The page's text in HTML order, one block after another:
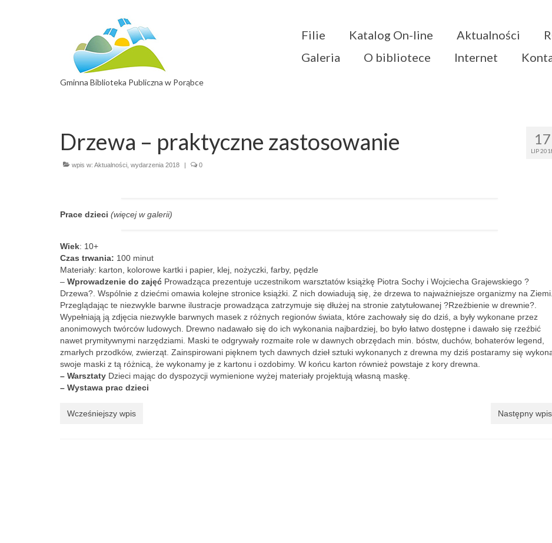
Gminna Biblioteka Publiczna w Porąbce
Filie Katalog On-line Aktualności
Galeria
O bibliotece Internet
17
LIP
Drzewa – praktyczne zastosowanie
wpis w: Aktualności wydarzenia 2018 | 0
Prace dzieci (więcej w galerii)
Wiek: 10+
Czas trwania: 100 minut
Materiały: karton, kolorowe kartki i papier, klej, nożyczki, farby, pędzle
– Wprowadzenie do zajęć Prowadząca prezentuje uczestnikom warsztatów książkę Piotra Sochy i Wojciecha Grajewskiego ?
Drzewa?. Wspólnie z dziećmi omawia kolejne stronice książki. Z nich dowiadują się, że drzewa to najważniejsze organizmy na Ziemi.
Przeglądając te niezwykle barwne ilustracje prowadząca zatrzymuje się dłużej na stronie zatytułowanej ?Rzeźbienie w drewnie?.
Wypełniają ją zdjęcia niezwykle barwnych masek z różnych regionów świata, które zachowały się do dziś, a były wykonane przez
anonimowych twórców ludowych. Drewno nadawało się do ich wykonania najbardziej, bo było łatwo dostępne i dawało się rzeźbić
nawet prymitywnymi narzędziami. Maski te odgrywały rozmaite role w dawnych obrzędach min. bóstw, duchów, bohaterów legend,
zmarłych przodków, zwierząt. Zainspirowani pięknem tych dawnych dzieł sztuki wykonanych z drewna my dziś postaramy się
swoje maski z tą różnicą, że wykonamy je z kartonu i ozdobimy. W końcu karton również powstaje z kory drewna.
– Warsztaty Dzieci mając do dyspozycji wymienione wyżej materiały projektują własną maskę.
– Wystawa prac dzieci
Wcześniejszy wpis Następny wpis